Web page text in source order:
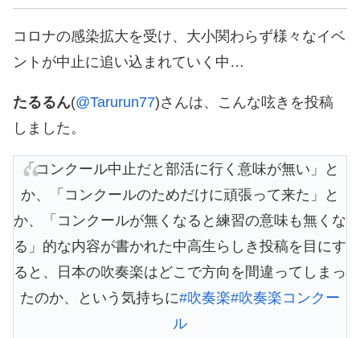
コロナの感染拡大を受け、大小関わらず様々なイベ
ントが中止に追い込まれていく中…
たるるん(@Tarurun77)さんは、こんな呟きを投稿
しました。
「コンクール中止だと部活に行く意味が無い」と
か、「コンクールのためだけに頑張って来た」と
か、「コンクールが無くなると練習の意味も無くな
る」的な内容が書かれた中高生らしき投稿を目にす
ると、日本の吹奏楽はどこで方向を間違ってしまっ
たのか、という気持ちに#吹奏楽#吹奏楽コンクー
ル